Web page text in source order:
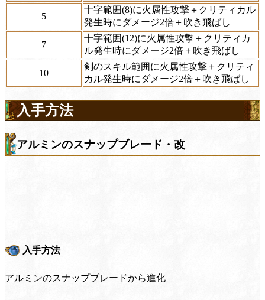
5
十字範囲(8)に火属性攻撃＋クリティカル
発生時にダメージ2倍＋吹き飛ばし
7
十字範囲(12)に火属性攻撃＋クリティカ
ル発生時にダメージ2倍＋吹き飛ばし
10
剣のスキル範囲に火属性攻撃＋クリティ
カル発生時にダメージ2倍＋吹き飛ばし
入手方法
アルミンのスナップブレード・改
入手方法
アルミンのスナップブレードから進化